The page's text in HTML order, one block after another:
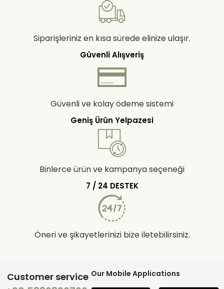
Siparişleriniz en kısa sürede elinize ulaşır.
Güvenli Alışveriş
Güvenli ve kolay ödeme sistemi
Geniş Ürün Yelpazesi
Binlerce ürün ve kampanya seçeneği
7 / 24 DESTEK
Öneri ve şikayetlerinizi bize iletebilirsiniz.
Customer service Our Mobile Applications